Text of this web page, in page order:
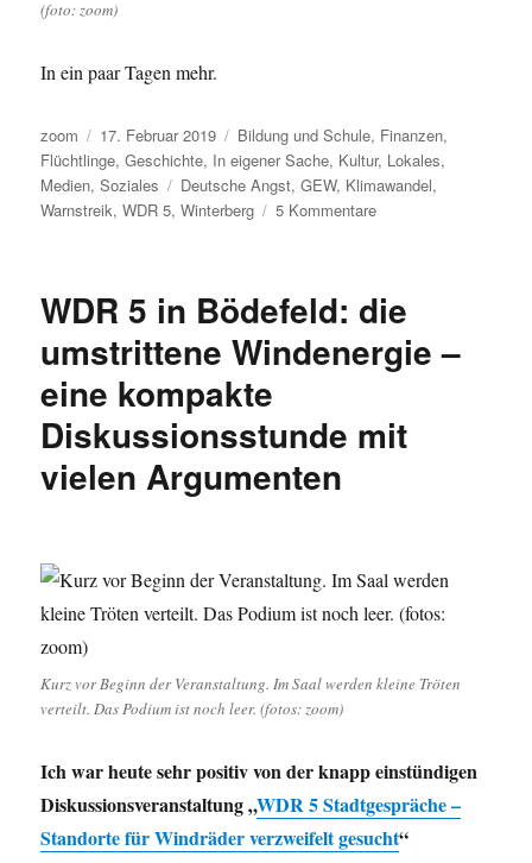
(foto: zoom)
In ein paar Tagen mehr.
Autor
zoom
Veröffentlicht
am
17. Februar 2019 Kategorien
Bildung und Schule, Finanzen,
Flüchtlinge,Geschichte, In eigener Sache, Kultur, Lokales,
Medien,Soziales Schlagwörter
Deutsche Angst,GEW, Klimawandel,
Warnstreik,WDR 5,Winterberg 5 Kommentarezu
ich
wollen
Mensch
gegen
Klimawandel
WDR 5 in Bödefeld: die
umstrittene Windenergie –
eine kompakte
Diskussionsstunde mit
vielen Argumenten
Kurz vor Beginn der Veranstaltung. Im Saal werden kleine Tröten
verteilt. Das Podium ist noch leer. (fotos: zoom)
Ich war heute sehr positiv von der knapp einstündigen
Diskussionsveranstaltung „WDR 5 Stadtgespräche –
Standorte für Windräder verzweifelt gesucht“